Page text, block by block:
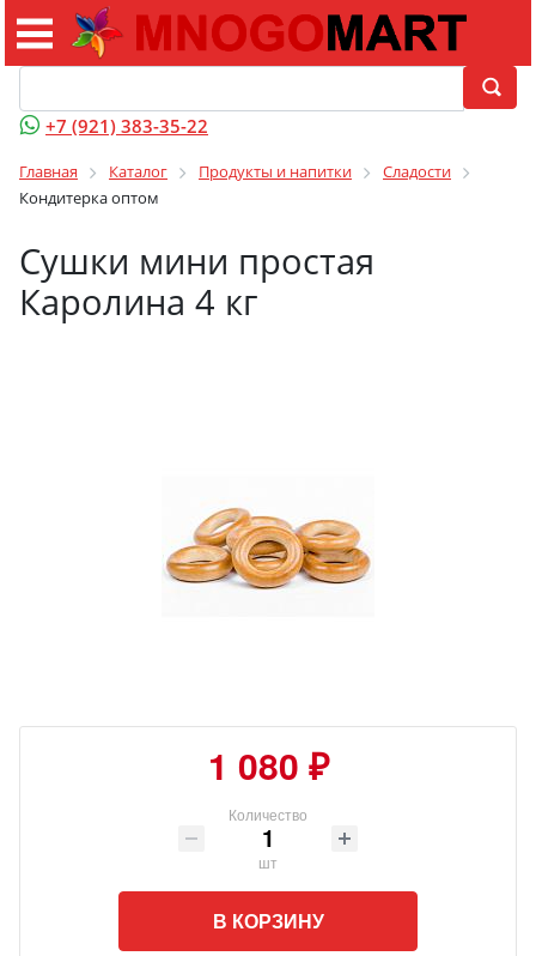
+7 (921) 383-35-22
Главная Каталог Продукты и напитки
Сладости
Кондитерка оптом
Сушки мини простая
Каролина 4 кг
1 080 ₽
Количество
шт
В КОРЗИНУ